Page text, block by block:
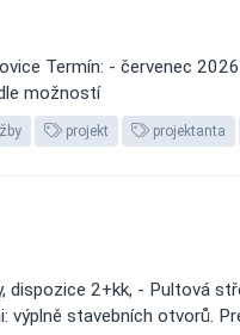
Termín: - červenec
možností
projekt projektanta
dispozice 2+kk, - Pultová
stavebních otvorů.